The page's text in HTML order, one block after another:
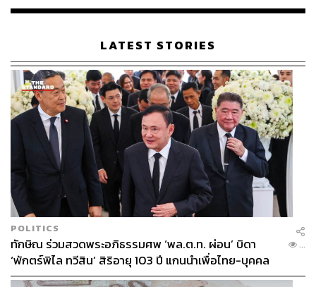
เรือนไทยที่ถูกซุกไว้
LATEST STORIES
POLITICS
ทักษิณ ร่วมสวดพระอภิธรรมศพ ‘พล.ต.ท. ผ่อน’ บิดา
‘พักตร์พิไล ทวีสิน’ สิริอายุ 103 ปี แกนนำเพื่อไทย-บุคคล
หลากวงการร่วมอาลัย
...